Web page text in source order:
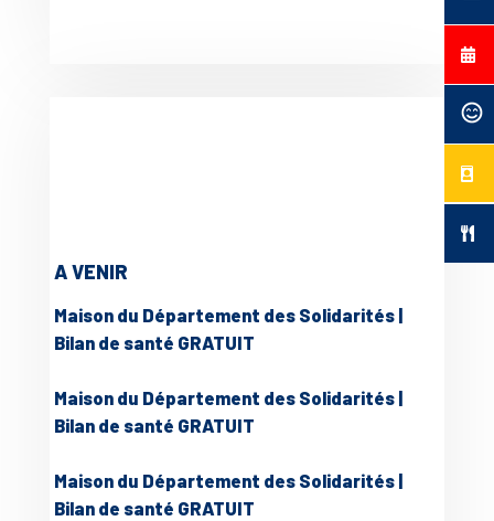
A VENIR
Maison du Département des Solidarités |
Bilan de santé GRATUIT
Maison du Département des Solidarités |
Bilan de santé GRATUIT
Maison du Département des Solidarités |
Bilan de santé GRATUIT